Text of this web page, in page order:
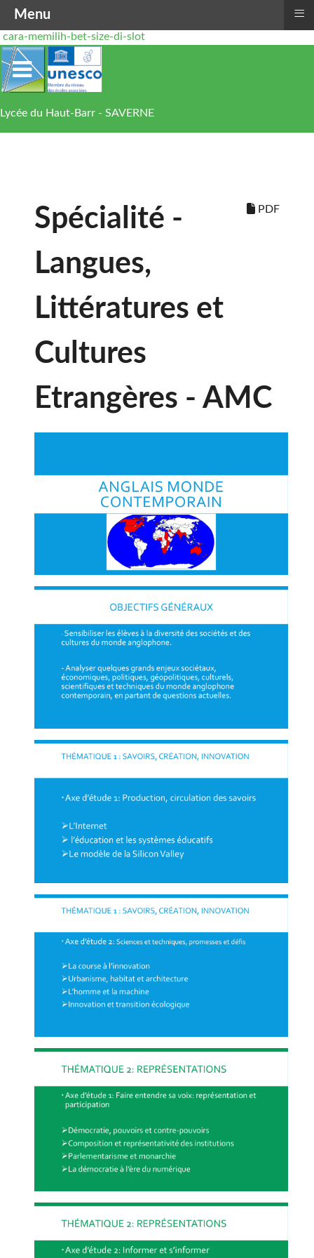
cara-memilih-bet-size-di-slot
Lycée du Haut-Barr - SAVERNE
PDF
Spécialité -
Langues,
Littératures et
Cultures
Etrangères - AMC
Menu ≡